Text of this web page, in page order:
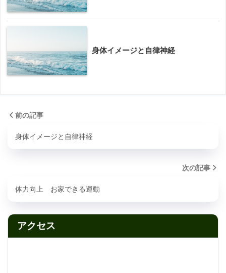
身体イメージと自律神経
前の記事
身体イメージと自律神経
次の記事
体力向上 お家できる運動
アクセス